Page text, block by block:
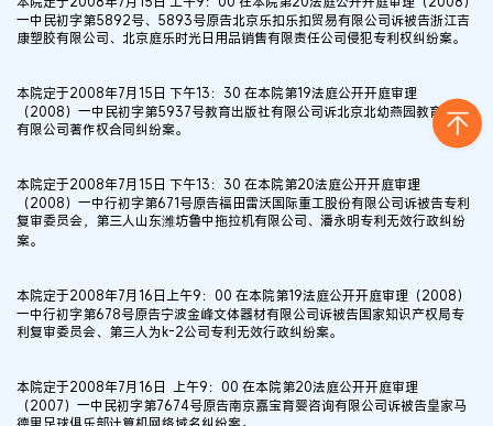
一中民初字第5892号、5893号原告北京乐扣乐扣贸易有限公司诉被告浙江吉
康塑胶有限公司、北京庭乐时光日用品销售有限责任公司侵犯专利权纠纷案。
本院定于2008年7月15日 下午13：30 在本院第19法庭公开开庭审理
（2008）一中民初字第5937号教育出版社有限公司诉北京北幼燕园教育科技
有限公司著作权合同纠纷案。
本院定于2008年7月15日 下午13：30 在本院第20法庭公开开庭审理
（2008）一中行初字第671号原告福田雷沃国际重工股份有限公司诉被告专利
复审委员会，第三人山东潍坊鲁中拖拉机有限公司、潘永明专利无效行政纠纷
案。
本院定于2008年7月16日上午9：00 在本院第19法庭公开开庭审理（2008）
一中行初字第678号原告宁波金峰文体器材有限公司诉被告国家知识产权局专
利复审委员会、第三人为k-2公司专利无效行政纠纷案。
本院定于2008年7月16日 上午9：00 在本院第20法庭公开开庭审理
（2007）一中民初字第7674号原告南京嘉宝育婴咨询有限公司诉被告皇家马
德里足球俱乐部计算机网络域名纠纷案。